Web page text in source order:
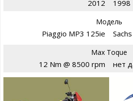
2012 1998
Модель
Piaggio MP3 125ie
Max Toque
12 Nm @ 8500 rpm нет